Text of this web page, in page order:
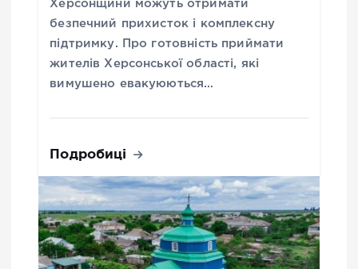
Херсонщини можуть отримати
безпечний прихисток і комплексну
підтримку. Про готовність приймати
жителів Херсонської області, які
вимушено евакуюються…
Подробиці